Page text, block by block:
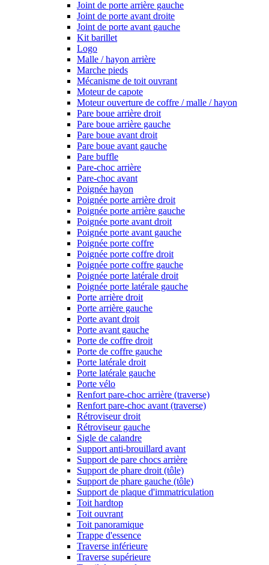
Joint de porte arrière gauche
Joint de porte avant droite
Joint de porte avant gauche
Kit barillet
Logo
Malle / hayon arrière
Marche pieds
Mécanisme de toit ouvrant
Moteur de capote
Moteur ouverture de coffre / malle / hayon
Pare boue arrière droit
Pare boue arrière gauche
Pare boue avant droit
Pare boue avant gauche
Pare buffle
Pare-choc arrière
Pare-choc avant
Poignée hayon
Poignée porte arrière droit
Poignée porte arrière gauche
Poignée porte avant droit
Poignée porte avant gauche
Poignée porte coffre
Poignée porte coffre droit
Poignée porte coffre gauche
Poignée porte latérale droit
Poignée porte latérale gauche
Porte arrière droit
Porte arrière gauche
Porte avant droit
Porte avant gauche
Porte de coffre droit
Porte de coffre gauche
Porte latérale droit
Porte latérale gauche
Porte vélo
Renfort pare-choc arrière (traverse)
Renfort pare-choc avant (traverse)
Rétroviseur droit
Rétroviseur gauche
Sigle de calandre
Support anti-brouillard avant
Support de pare chocs arrière
Support de phare droit (tôle)
Support de phare gauche (tôle)
Support de plaque d'immatriculation
Toit hardtop
Toit ouvrant
Toit panoramique
Trappe d'essence
Traverse inférieure
Traverse supérieure